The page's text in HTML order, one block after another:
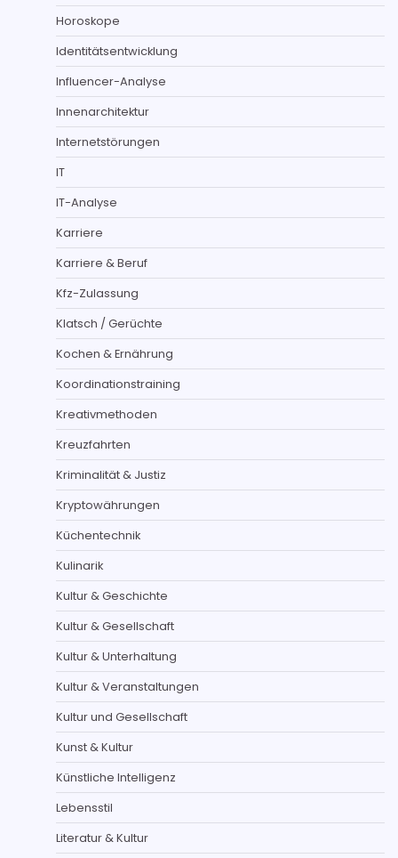
Horoskope
Identitätsentwicklung
Influencer-Analyse
Innenarchitektur
Internetstörungen
IT
IT-Analyse
Karriere
Karriere & Beruf
Kfz-Zulassung
Klatsch / Gerüchte
Kochen & Ernährung
Koordinationstraining
Kreativmethoden
Kreuzfahrten
Kriminalität & Justiz
Kryptowährungen
Küchentechnik
Kulinarik
Kultur & Geschichte
Kultur & Gesellschaft
Kultur & Unterhaltung
Kultur & Veranstaltungen
Kultur und Gesellschaft
Kunst & Kultur
Künstliche Intelligenz
Lebensstil
Literatur & Kultur